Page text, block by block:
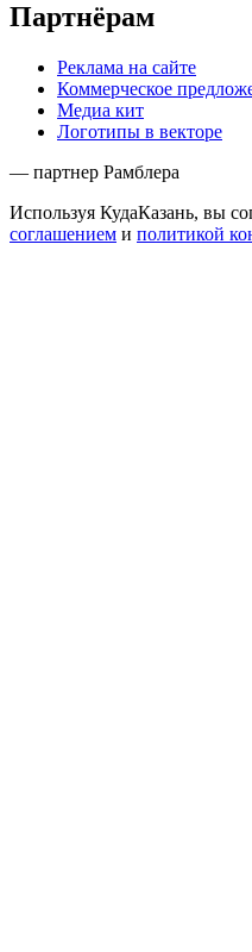
Партнёрам
Реклама на сайте
Коммерческое
Медиа кит
Логотипы в векторе
— партнер Рамблера
Используя КудаКазань, вы
соглашением и политикой